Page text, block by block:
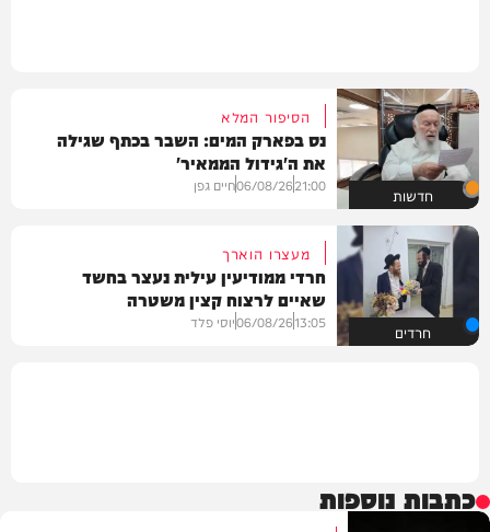
חדשות
הסיפור המלא
נס בפארק המים: השבר בכתף שגילה
את ה'גידול הממאיר'
21:00
06/08/26חיים גפן
חרדים
מעצרו הוארך
חרדי ממודיעין עילית נעצר בחשד
שאיים לרצוח קצין משטרה
13:05
06/08/26יוסי פלד
כתבות נוספות